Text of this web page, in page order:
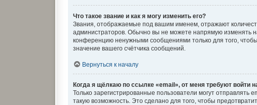
Что такое звание и как я могу изменить его?
Звания, отображаемые под вашим именем, отражают
администраторов. Обычно вы не можете напрямую изменять
конференцию ненужными сообщениями только для того,
значение вашего счётчика сообщений.
Вернуться к началу
Когда я щёлкаю по ссылке «email», от меня требуют войти
Только зарегистрированные пользователи могут
такую возможность. Это сделано для того, чтобы